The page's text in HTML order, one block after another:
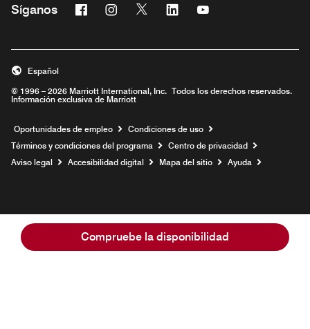
Compruebe la disponibilidad
Síganos Facebook
Abre una ventana nueva
Instagram
Abre una ventana nueva
Twitter
Abre una ventana nueva
Linkedin
Abre una ventana nueva
Abre una ventana
© 1996 – 2026 Marriott International, Inc. Todos los derechos reservados.
Información exclusiva de Marriott
Español
Oportunidades de empleo Abre una ventana nueva
Condiciones de uso
Términos y condiciones del programa
Centro de privacidad
Aviso legal
Accesibilidad digital Mapa del sitio Ayuda